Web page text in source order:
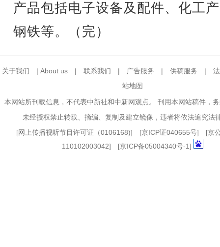
产品包括电子设备及配件、化工
钢铁等。（完）
关于我们 | About us | 联系我们 | 广告服务 | 供稿服务 |
站地图
本网站所刊载信息，不代表中新社和中新网观点。 刊用本网站稿件，
未经授权禁止转载、摘编、复制及建立镜像，违者将依法追究法
[网上传播视听节目许可证（0106168)] [京ICP证040655号] [京
110102003042] [京ICP备05004340号-1]